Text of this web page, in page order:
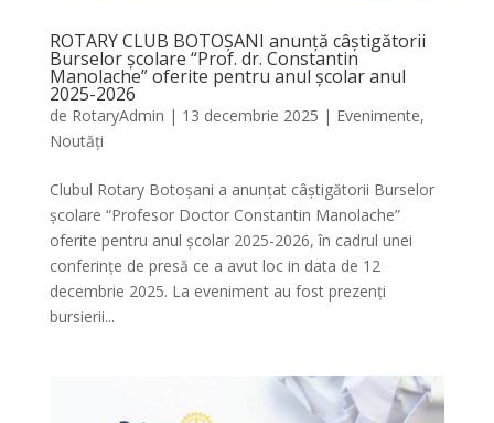
ROTARY CLUB BOTOȘANI anunță câștigătorii
Burselor școlare “Prof. dr. Constantin
Manolache” oferite pentru anul școlar anul
2025-2026
de RotaryAdmin | 13 decembrie 2025 | Evenimente,
Noutăți
Clubul Rotary Botoșani a anunțat câștigătorii Burselor
școlare “Profesor Doctor Constantin Manolache”
oferite pentru anul școlar 2025-2026, în cadrul unei
conferințe de presă ce a avut loc in data de 12
decembrie 2025. La eveniment au fost prezenți
bursierii...